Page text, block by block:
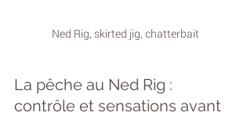
Ned Rig, skirted jig, chatterbait
La pêche au Ned Rig :
contrôle et sensations avant